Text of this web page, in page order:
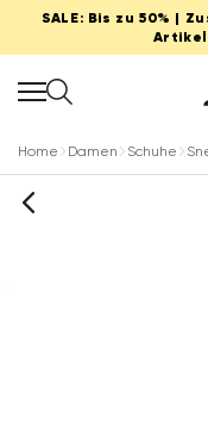
SALE: Bis zu 50% |
Home Damen Schuhe